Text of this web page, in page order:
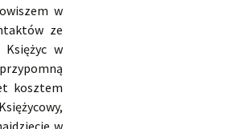
w
ze
w
kosztem
w